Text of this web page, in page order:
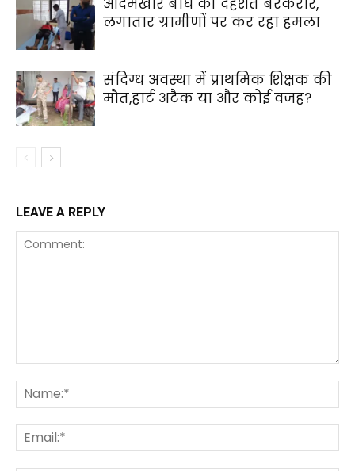
लगातार ग्रामीणों पर कर रहा हमला
संदिग्ध अवस्था में प्राथमिक शिक्षक की
मौत,हार्ट अटैक या और कोई वजह?
LEAVE A REPLY